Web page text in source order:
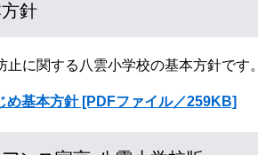
針
に関する八雲小学校の基本方針です。
基本方針 [PDFファイル／259KB]